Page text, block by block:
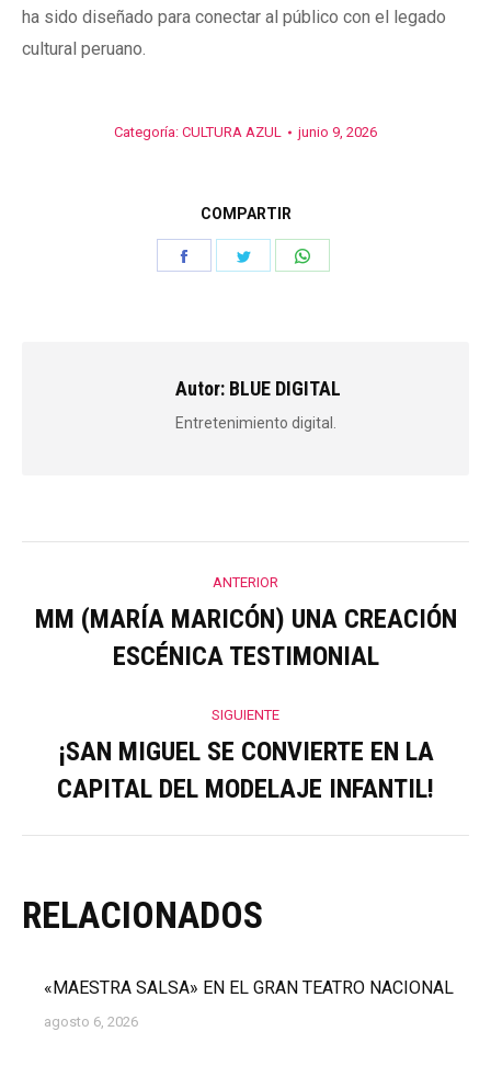
ha sido diseñado para conectar al público con el legado
cultural peruano.
Categoría: CULTURA AZUL junio 9, 2026
COMPARTIR
Autor: BLUE DIGITAL
Entretenimiento digital.
Navegación
entre
ANTERIOR
Publicación
anterior:
MM (MARÍA MARICÓN) UNA CREACIÓN
ESCÉNICA TESTIMONIAL
SIGUIENTE
siguiente:
¡SAN MIGUEL SE CONVIERTE EN LA
CAPITAL DEL MODELAJE INFANTIL!
RELACIONADOS
«MAESTRA SALSA» EN EL GRAN TEATRO NACIONAL
agosto 6, 2026